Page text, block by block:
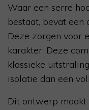
Waar een serre
bestaat, bevat een
Deze zorgen voor
karakter. Deze
klassieke
isolatie dan een
Dit ontwerp maakt